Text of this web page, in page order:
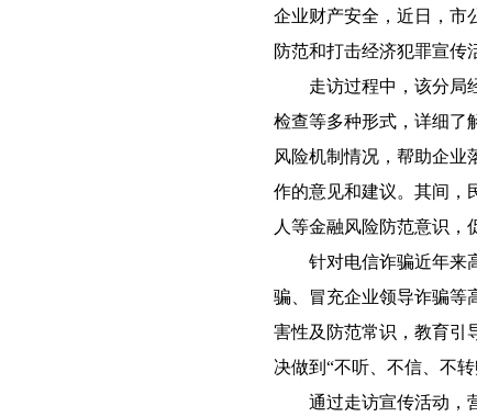
企业财产安全，近日，市
防范和打击经济犯罪宣传
走访过程中，该分局经
检查等多种形式，详细了
风险机制情况，帮助企业
作的意见和建议。其间，
人等金融风险防范意识，
针对电信诈骗近年来高
骗、冒充企业领导诈骗等
害性及防范常识，教育引
决做到“不听、不信、不转
通过走访宣传活动，营